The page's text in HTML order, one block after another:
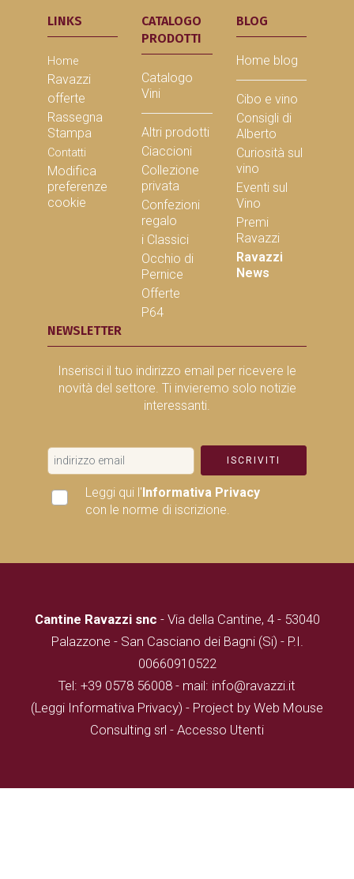
LINKS
Home
Ravazzi
offerte
Rassegna
Stampa
Contatti
Modifica
preferenze
cookie
CATALOGO
PRODOTTI
Catalogo
Vini
Altri prodotti
Ciaccioni
Collezione
privata
Confezioni
regalo
i Classici
Occhio di
Pernice
Offerte
P64
BLOG
Home blog
Cibo e vino
Consigli di
Alberto
Curiosità sul
vino
Eventi sul
Vino
Premi
Ravazzi
Ravazzi
News
NEWSLETTER
Inserisci il tuo indirizzo email per ricevere le
novità del settore. Ti invieremo solo notizie
interessanti.
ISCRIVITI
Leggi qui l'Informativa Privacy
con le norme di iscrizione.
Cantine Ravazzi snc - Via della Cantine, 4 - 53040
Palazzone - San Casciano dei Bagni (Si) - P.I.
00660910522
Tel: +39 0578 56008 - mail: info@ravazzi.it
(Leggi Informativa Privacy) - Project by Web Mouse
Consulting srl - Accesso Utenti